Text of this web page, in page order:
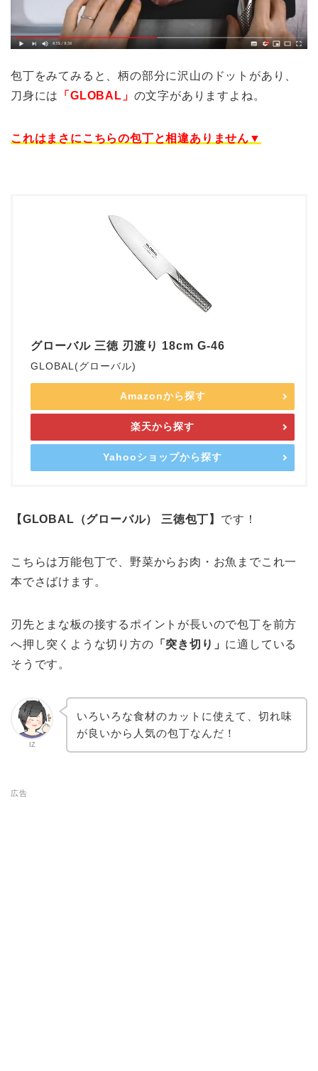
包丁をみてみると、柄の部分に沢山のドットがあり、
刀身には
「GLOBAL」 の文字がありますよね。
これはまさにこちらの包丁と相違ありません▼
グローバル 三徳 刃渡り 18cm G-46
GLOBAL(グローバル)
Amazonから探す
楽天から探す
Yahooショップから探す
【GLOBAL（グローバル） 三徳包丁】 です！
こちらは万能包丁で、野菜からお肉・お魚までこれ一
本でさばけます。
刃先とまな板の接するポイントが長いので包丁を前方
へ押し突くような切り方の 「突き切り」 に適している
そうです。
IZ
いろいろな食材のカットに使えて、切れ味
が良いから人気の包丁なんだ！
広告